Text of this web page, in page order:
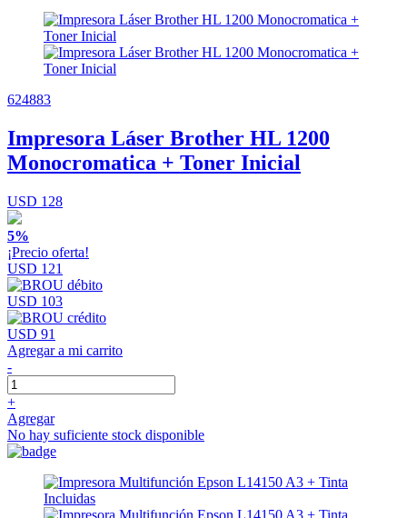
624883
Impresora Láser Brother HL 1200
Monocromatica + Toner Inicial
USD 128
5%
¡Precio oferta!
USD 121
USD 103
USD 91
Agregar a mi carrito
-
+
Agregar
No hay suficiente stock disponible